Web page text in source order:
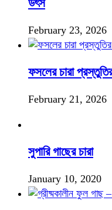
উৎস
February 23, 2026
ফসলের চারা
February 21, 2026
সুপারি গাছের চারা
January 10, 2020